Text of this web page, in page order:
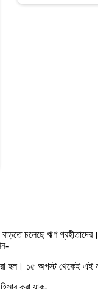
চলেছে ঋণ
হল। ১৫ অগস্ট থেকেই এই